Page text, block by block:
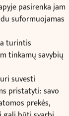
pasirenka jam
suformuojamas
turintis
tinkamų savybių
suvesti
pristatyti: savo
prekės,